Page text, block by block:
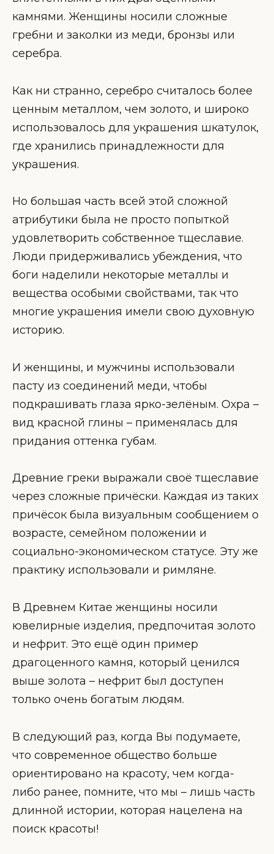
камнями. Женщины носили сложные
гребни и заколки из меди, бронзы или
серебра.
Как ни странно, серебро считалось более
ценным металлом, чем золото, и широко
использовалось для украшения шкатулок,
где хранились принадлежности для
украшения.
Но большая часть всей этой сложной
атрибутики была не просто попыткой
удовлетворить собственное тщеславие.
Люди придерживались убеждения, что
боги наделили некоторые металлы и
вещества особыми свойствами, так что
многие украшения имели свою духовную
историю.
И женщины, и мужчины использовали
пасту из соединений меди, чтобы
подкрашивать глаза ярко-зелёным. Охра –
вид красной глины – применялась для
придания оттенка губам.
Древние греки выражали своё тщеславие
через сложные причёски. Каждая из таких
причёсок была визуальным сообщением о
возрасте, семейном положении и
социально-экономическом статусе. Эту же
практику использовали и римляне.
В Древнем Китае женщины носили
ювелирные изделия, предпочитая золото
и нефрит. Это ещё один пример
драгоценного камня, который ценился
выше золота – нефрит был доступен
только очень богатым людям.
В следующий раз, когда Вы подумаете,
что современное общество больше
ориентировано на красоту, чем когда-
либо ранее, помните, что мы – лишь часть
длинной истории, которая нацелена на
поиск красоты!